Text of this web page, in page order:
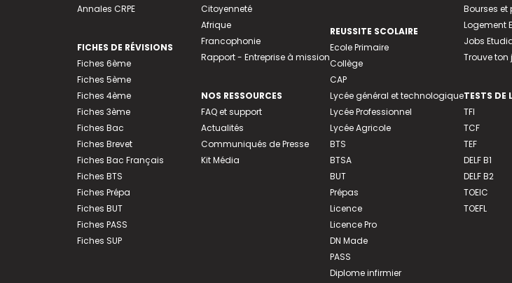
Annales CRPE
FICHES DE RÉVISIONS
Fiches 6ème
Fiches 5ème
Fiches 4ème
Fiches 3ème
Fiches Bac
Fiches Brevet
Fiches Bac Français
Fiches BTS
Fiches Prépa
Fiches BUT
Fiches PASS
Fiches SUP
Citoyenneté
Afrique
Francophonie
Rapport - Entreprise à mission
NOS RESSOURCES
FAQ et support
Actualités
Communiqués de Presse
Kit Média
REUSSITE SCOLAIRE
Ecole Primaire
Collège
CAP
Lycée général et technologique
Lycée Professionnel
Lycée Agricole
BTS
BTSA
BUT
Prépas
Licence
Licence Pro
DN Made
PASS
Diplome infirmier
Bourses et
Logement
Jobs
Trouve ton
TESTS DE
TFI
TCF
TEF
DELF B1
DELF B2
TOEIC
TOEFL